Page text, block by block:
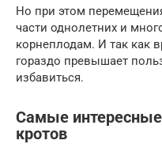
Но при этом
части однолетних и
корнеплодам. И так как
гораздо превышает
избавиться.
Самые
кротов